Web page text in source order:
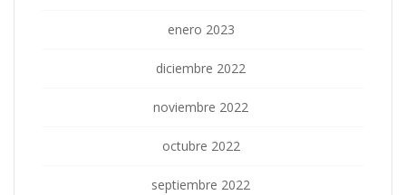
enero 2023
diciembre 2022
noviembre 2022
octubre 2022
septiembre 2022